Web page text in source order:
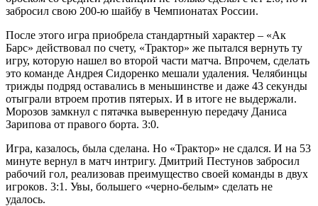
забросил свою 200-ю шайбу в Чемпионатах России.
После этого игра приобрела стандартный характер – «Ак
Барс» действовал по счету, «Трактор» же пытался вернуть ту
игру, которую нашел во второй части матча. Впрочем, сделать
это команде Андрея Сидоренко мешали удаления. Челябинцы
трижды подряд оставались в меньшинстве и даже 43 секунды
отыграли втроем против пятерых. И в итоге не выдержали.
Морозов замкнул с пятачка выверенную передачу Даниса
Зарипова от правого борта. 3:0.
Игра, казалось, была сделана. Но «Трактор» не сдался. И на 53
минуте вернул в матч интригу. Дмитрий Пестунов забросил
рабочий гол, реализовав преимущество своей команды в двух
игроков. 3:1. Увы, большего «черно-белым» сделать не
удалось.